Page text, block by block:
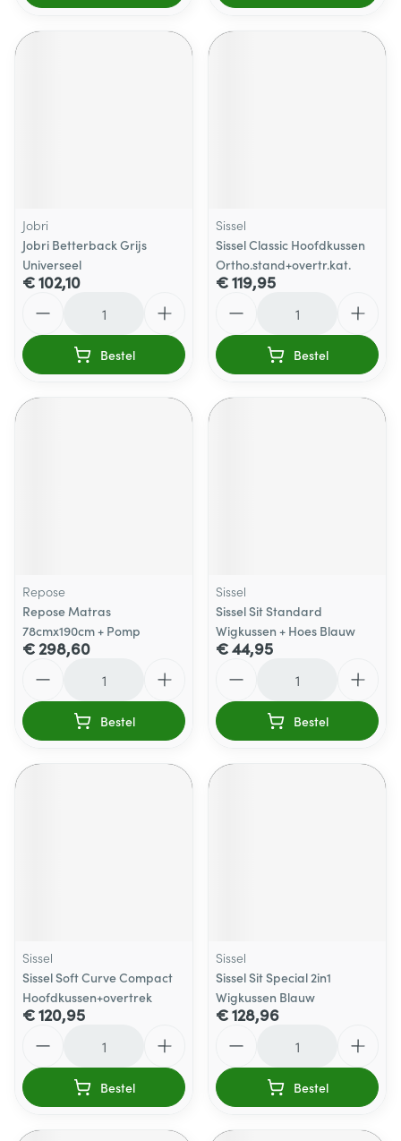
Jobri
Jobri Betterback Grijs
Universeel
€ 102,10
Bestel
Sissel
Sissel Classic Hoofdkussen
Ortho.stand+overtr.kat.
€ 119,95
Bestel
Repose
Repose Matras
78cmx190cm + Pomp
€ 298,60
Bestel
Sissel
Sissel Sit Standard
Wigkussen + Hoes Blauw
€ 44,95
Bestel
Sissel
Sissel Soft Curve Compact
Hoofdkussen+overtrek
€ 120,95
Bestel
Sissel
Sissel Sit Special 2in1
Wigkussen Blauw
€ 128,96
Bestel